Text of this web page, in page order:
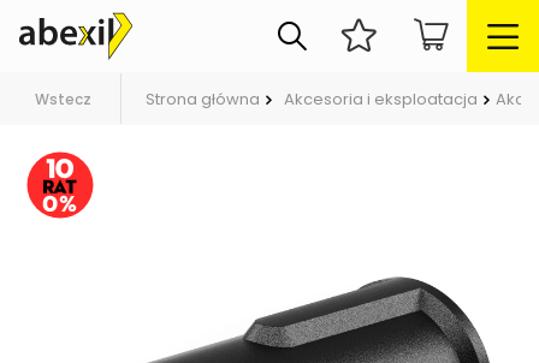
Wstecz Strona główna Akcesoria i eksploatacja